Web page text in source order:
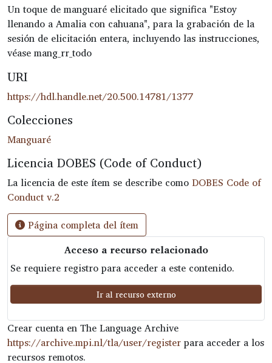
Un toque de manguaré elicitado que significa "Estoy
llenando a Amalia con cahuana", para la grabación de la
sesión de elicitación entera, incluyendo las instrucciones,
véase mang_rr_todo
URI
https://hdl.handle.net/20.500.14781/1377
Colecciones
Manguaré
Licencia DOBES (Code of Conduct)
La licencia de este ítem se describe comoDOBES Code of
Conduct v.2
Página completa del ítem
Acceso a recurso relacionado
Se requiere registro para acceder a este contenido.
Ir al recurso externo
Crear cuenta en The Language Archive
https://archive.mpi.nl/tla/user/registerpara acceder a los
recursos remotos.